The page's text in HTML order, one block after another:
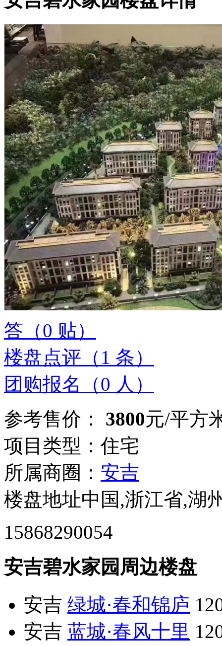
答（0 贴）
楼盘点评（ 1 条）
团购报名（0 人）
参考售价：
3800元/平方
项目类型：住宅
所属商圈： 安吉
楼盘地址中国,浙江省,湖
15868290054
安吉碧水家园周边楼盘
安吉 绿城·春和锦庐
安吉 蓝城·春风十里